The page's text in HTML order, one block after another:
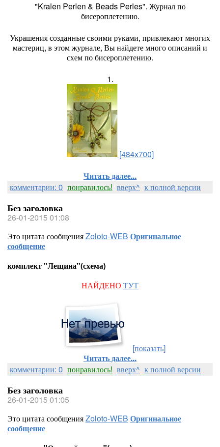
"Kralen Perlen & Beads Perles". Журнал по
бисероплетению.
Украшения созданные своими руками, привлекают многих
мастериц, в этом журнале, Вы найдете много описаний и
схем по бисероплетению.
1.
[484x700]
Читать далее...
комментарии: 0 понравилось! вверх^ к полной версии
Без заголовка
26-01-2015 01:08
Это цитата сообщенияZoloto-WEB Оригинальное
сообщение
комплект "Лещина"(схема)
НАЙДЕНО ТУТ
[показать]
Читать далее...
комментарии: 0 понравилось! вверх^ к полной версии
Без заголовка
26-01-2015 01:05
Это цитата сообщенияZoloto-WEB Оригинальное
сообщение